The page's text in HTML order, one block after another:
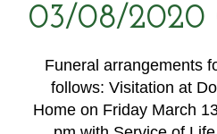
03/08/2020
Funeral arrangements
follows: Visitation at
Home on Friday March